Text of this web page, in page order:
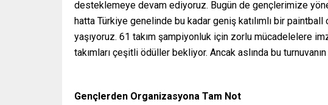
desteklemeye devam ediyoruz. Bugün de gençlerimize
hatta Türkiye genelinde bu kadar geniş katılımlı bir
yaşıyoruz. 61 takım şampiyonluk için zorlu mücadelelere
takımları çeşitli ödüller bekliyor. Ancak aslında bu
Gençlerden Organizasyona Tam Not